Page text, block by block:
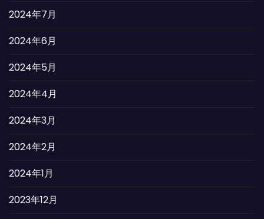
2024年7月
2024年6月
2024年5月
2024年4月
2024年3月
2024年2月
2024年1月
2023年12月